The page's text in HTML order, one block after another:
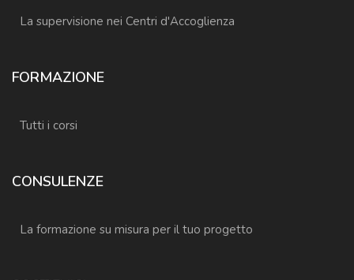
La supervisione nei Centri d'Accoglienza
FORMAZIONE
Tutti i corsi
CONSULENZE
La formazione su misura per il tuo progetto